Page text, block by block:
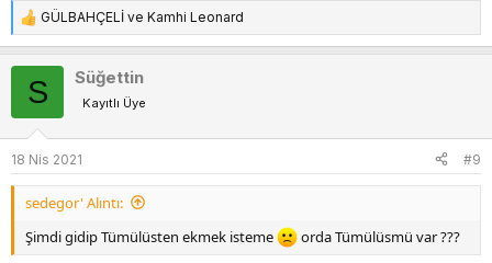
T
e
p
l
e
r
:
GÜLBAHÇELİ ve Kamhi Leonard
S Süğettin
Kayıtlı Üye
18 Nis 2021 #9
sedegor' Alıntı:
Şimdi gidip Tümülüsten ekmek isteme
orda Tümülüsmü var ???